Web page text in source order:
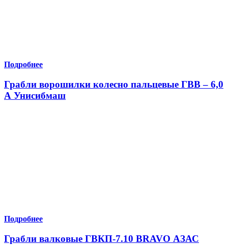
Подробнее
Грабли ворошилки колесно пальцевые ГВВ – 6,0
А Унисибмаш
Подробнее
Грабли валковые ГВКП-7.10 BRAVO АЗАС